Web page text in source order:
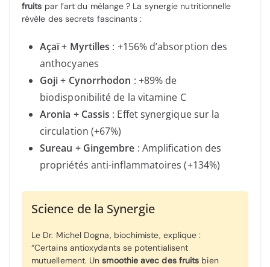
fruits par l’art du mélange ? La synergie nutritionnelle
révèle des secrets fascinants :
Açaï + Myrtilles : +156% d’absorption des
anthocyanes
Goji + Cynorrhodon : +89% de
biodisponibilité de la vitamine C
Aronia + Cassis : Effet synergique sur la
circulation (+67%)
Sureau + Gingembre : Amplification des
propriétés anti-inflammatoires (+134%)
Science de la Synergie
Le Dr. Michel Dogna, biochimiste, explique :
“Certains antioxydants se potentialisent
mutuellement. Unsmoothie avec des fruits bien